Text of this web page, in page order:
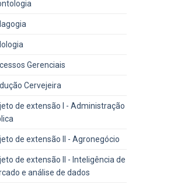
Gerenciais
Cervejeira
de extensão I - Administração
de extensão II - Agronegócio
de extensão II - Inteligência de
e análise de dados